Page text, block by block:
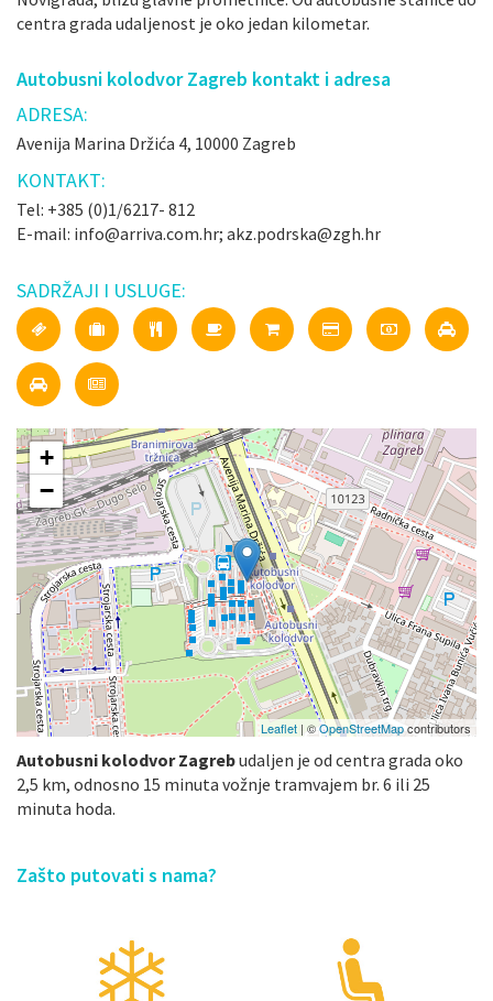
centra grada udaljenost je oko jedan kilometar.
Autobusni kolodvor Zagreb kontakt i adresa
ADRESA:
Avenija Marina Držića 4, 10000 Zagreb
KONTAKT:
Tel: +385 (0)1/6217- 812
E-mail: info@arriva.com.hr; akz.podrska@zgh.hr
SADRŽAJI I USLUGE:
+
−
Leaflet | ©OpenStreetMapcontributors
Autobusni kolodvor Zagrebudaljen je od centra grada oko
2,5 km, odnosno 15 minuta vožnje tramvajem br. 6 ili 25
minuta hoda.
Zašto putovati s nama?